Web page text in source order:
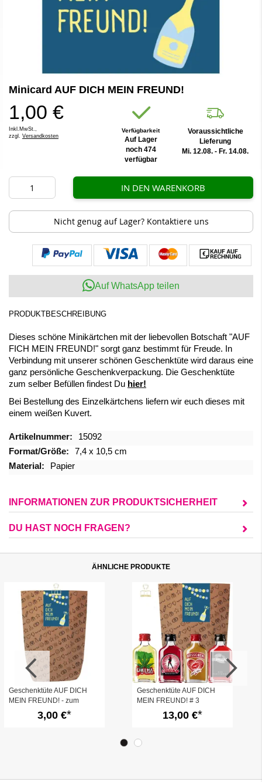
Anfang
Bildergalerie
springen
Minicard AUF DICH MEIN FREUND!
1,00 €
Inkl.MwSt.,
zzgl. Versandkosten
Verfügbarkeit
Auf Lager
noch 474
verfügbar
Voraussichtliche
Lieferung
Mi. 12.08. - Fr. 14.08.
IN DEN WARENKORB
Nicht genug auf Lager? Kontaktiere uns
Auf WhatsApp teilen
PRODUKTBESCHREIBUNG
Dieses schöne Minikärtchen mit der liebevollen Botschaft "AUF
FICH MEIN FREUND!" sorgt ganz bestimmt für Freude. In
Verbindung mit unserer schönen Geschenktüte wird daraus eine
ganz persönliche Geschenkverpackung. Die Geschenktüte
zum selber Befüllen findest Du hier!
Bei Bestellung des Einzelkärtchens liefern wir euch dieses mit
einem weißen Kuvert.
Mehr
Informationen
15092
7,4 x 10,5 cm
Papier
INFORMATIONEN ZUR PRODUKTSICHERHEIT
DU HAST NOCH FRAGEN?
ÄHNLICHE PRODUKTE
Geschenktüte AUF DICH
MEIN FREUND! - zum
3,00 €
Geschenktüte AUF DICH
MEIN FREUND! # 3
13,00 €